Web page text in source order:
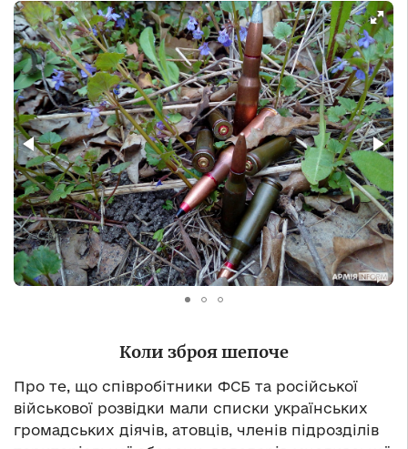
Коли зброя шепоче
Про те, що співробітники ФСБ та російської
військової розвідки мали списки українських
громадських діячів, атовців, членів підрозділів